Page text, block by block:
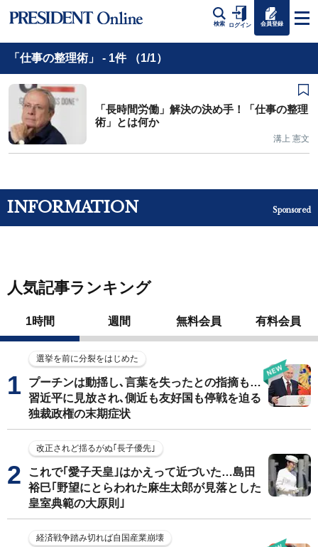
検索 ログイン 会員登録
「仕事の整理術」 - 1件 （1/1）
「長時間労働」解決の決め手！「仕事の整理
術」とは何か
溝上 憲文
INFORMATION Sponsored
人気記事ランキング
1時間 週間 無料会員 有料会員
選挙を前に分裂をはじめた
プーチンは動揺し､言葉を失ったとの指摘も…
習近平に見放され､側近も友好国も停戦を迫る
独裁政権の末期症状
改正されど揺るがぬ｢長子優先｣
これで｢愛子天皇｣はかえって近づいた…島田
裕巳｢野望にとらわれた麻生太郎が見落とした
皇室典範の大原則｣
経済戦争踏み切れば自国産業崩壊